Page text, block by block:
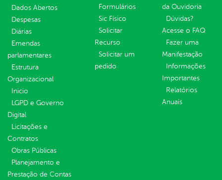
Dados Abertos
Despesas
Diárias
Emendas
parlamentares
Estrutura
Organizacional
Inicio
LGPD e Governo
Digital
Licitações e
Contratos
Obras Públicas
Planejamento e
Prestação de Contas
Formulários
Sic Físico
Solicitar
Recurso
Solicitar um
pedido
da Ouvidoria
Dúvidas?
Acesse o FAQ
Fazer uma
Manifestação
Informações
Importantes
Relatórios
Anuais